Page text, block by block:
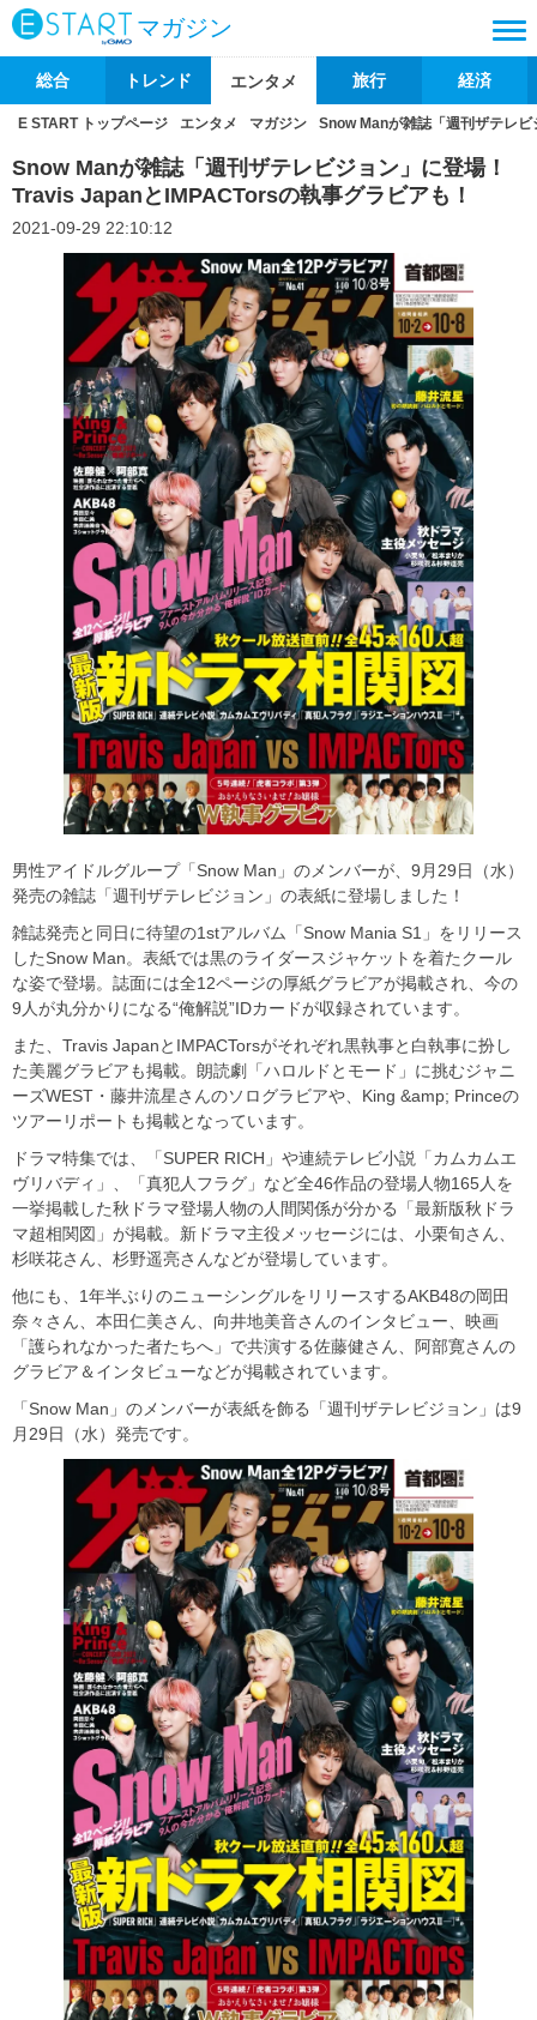
マガジン
総合 トレンド エンタメ 旅行 経済
E START トップページ エンタメ マガジン Snow Manが雑誌「週刊ザテレ
Snow Manが雑誌「週刊ザテレビジョン」に登場！
Travis JapanとIMPACTorsの執事グラビアも！
2021-09-29 22:10:12
男性アイドルグループ「Snow Man」のメンバーが、9月29日（水）
発売の雑誌「週刊ザテレビジョン」の表紙に登場しました！
雑誌発売と同日に待望の1stアルバム「Snow Mania S1」をリリース
したSnow Man。表紙では黒のライダースジャケットを着たクール
な姿で登場。誌面には全12ページの厚紙グラビアが掲載され、今の
9人が丸分かりになる“俺解説”IDカードが収録されています。
また、Travis JapanとIMPACTorsがそれぞれ黒執事と白執事に扮し
た美麗グラビアも掲載。朗読劇「ハロルドとモード」に挑むジャニ
ーズWEST・藤井流星さんのソログラビアや、King &amp; Princeの
ツアーリポートも掲載となっています。
ドラマ特集では、「SUPER RICH」や連続テレビ小説「カムカムエ
ヴリバディ」、「真犯人フラグ」など全46作品の登場人物165人を
一挙掲載した秋ドラマ登場人物の人間関係が分かる「最新版秋ドラ
マ超相関図」が掲載。新ドラマ主役メッセージには、小栗旬さん、
杉咲花さん、杉野遥亮さんなどが登場しています。
他にも、1年半ぶりのニューシングルをリリースするAKB48の岡田
奈々さん、本田仁美さん、向井地美音さんのインタビュー、映画
「護られなかった者たちへ」で共演する佐藤健さん、阿部寛さんの
グラビア＆インタビューなどが掲載されています。
「Snow Man」のメンバーが表紙を飾る「週刊ザテレビジョン」は9
月29日（水）発売です。